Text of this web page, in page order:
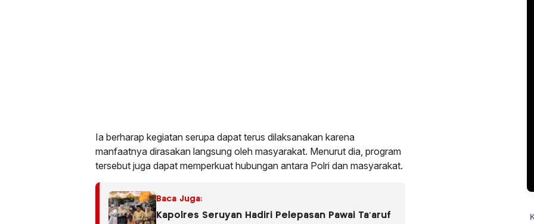
Ia berharap kegiatan serupa dapat terus dilaksanakan karena
manfaatnya dirasakan langsung oleh masyarakat. Menurut dia, program
tersebut juga dapat memperkuat hubungan antara Polri dan masyarakat.
Baca Juga:
Kapolres Seruyan Hadiri Pelepasan Pawai Ta’aruf